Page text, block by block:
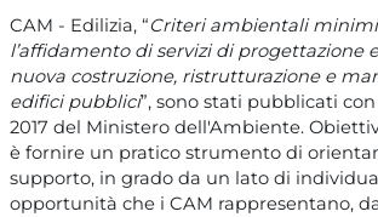
CAM - Edilizia, “Criteri ambientali
l’affidamento di servizi di progettazione
nuova costruzione, ristrutturazione e
edifici pubblici”, sono stati pubblicati
2017 del Ministero dell'Ambiente.
è fornire un pratico strumento di
supporto, in grado da un lato di
opportunità che i CAM rappresentano,